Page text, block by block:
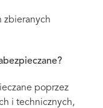
zbieranych
poprzez
i technicznych,